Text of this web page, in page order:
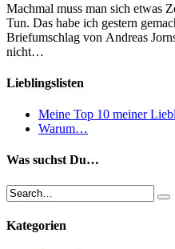
Machmal muss man sich etwas
Tun. Das habe ich gestern
Briefumschlag von Andreas
nicht…
Lieblingslisten
Meine Top 10 meiner
Warum…
Was suchst Du…
Kategorien